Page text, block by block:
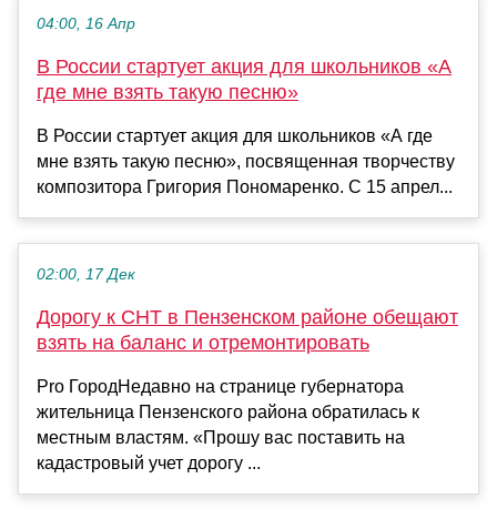
04:00, 16 Апр
В России стартует акция для школьников «А
где мне взять такую песню»
В России стартует акция для школьников «А где
мне взять такую песню», посвященная творчеству
композитора Григория Пономаренко. С 15 апрел...
02:00, 17 Дек
Дорогу к СНТ в Пензенском районе обещают
взять на баланс и отремонтировать
Pro ГородНедавно на странице губернатора
жительница Пензенского района обратилась к
местным властям. «Прошу вас поставить на
кадастровый учет дорогу ...